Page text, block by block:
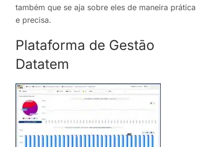
também que se aja sobre eles de maneira prática
e precisa.
Plataforma de Gestão
Datatem